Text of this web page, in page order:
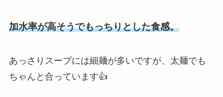
加水率が高そうでもっちりとした食感。
あっさりスープには細麺が多いですが、太麺でも
ちゃんと合っています👍